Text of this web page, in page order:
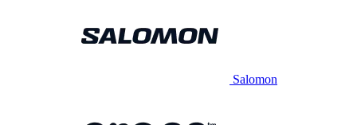
Salomon